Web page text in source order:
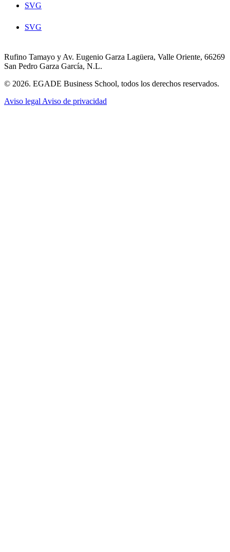
SVG
SVG
Rufino Tamayo y Av. Eugenio Garza Lagüera, Valle Oriente, 66269
San Pedro Garza García, N.L.
© 2026. EGADE Business School, todos los derechos reservados.
Aviso legal Aviso de privacidad